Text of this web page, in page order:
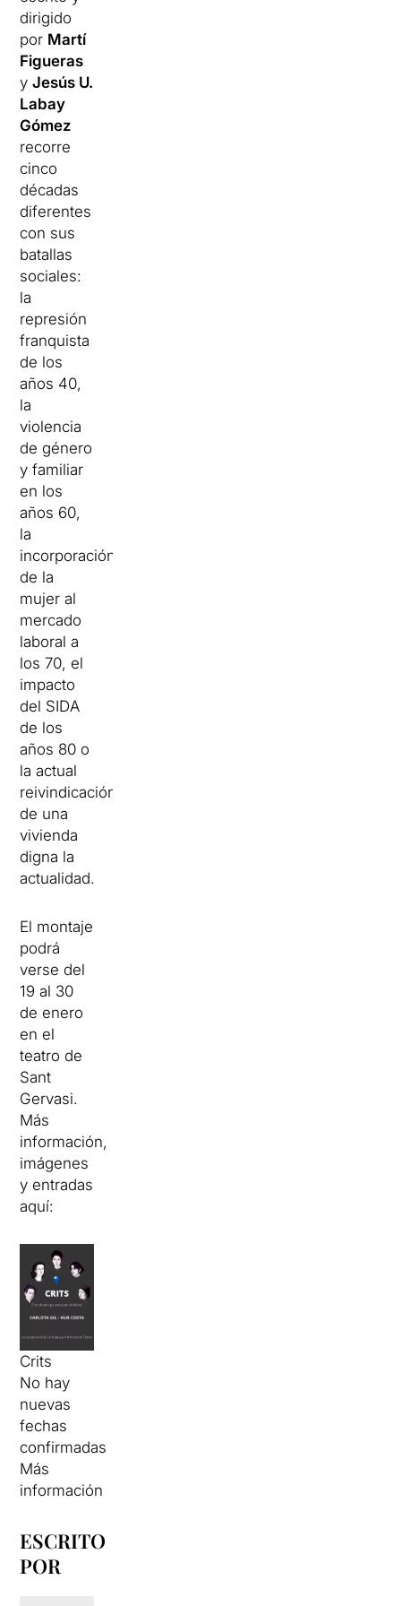
dirigido
por Martí
Figueras
yJesús U.
Labay
Gómez
recorre
cinco
décadas
diferentes
con sus
batallas
sociales:
la
represión
franquista
de los
años 40,
la
violencia
de género
y familiar
en los
años 60,
la
incorporación
de la
mujer al
mercado
laboral a
los 70, el
impacto
del SIDA
de los
años 80 o
la actual
reivindicación
de una
vivienda
digna la
actualidad.
El montaje
podrá
verse del
19 al 30
de enero
en el
teatro de
Sant
Gervasi.
Más
información,
imágenes
y entradas
aquí:
Crits
No hay
nuevas
fechas
confirmadas
Más
información
ESCRITO
POR